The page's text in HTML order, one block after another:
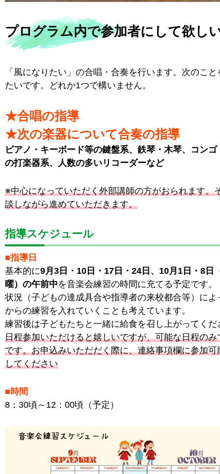
プログラム内で参加者にして欲し
「風になりたい」の合唱・合奏を行います。次のこ
たいです。どれか1つで構いません。
★合唱の指導
★次の楽器について合奏の指導
ピアノ・キーボード等の鍵盤系、鉄琴・木琴、コンゴ
の打楽器系、人数の多いリコーダーなど
※中心になっていただく外部講師の方がおられます。
談しながら進めていただきます。
指導スケジュール
■指導日
基本的に9月3日・10日・17日・24日、10月1日・8日
曜）の午前中を音楽会練習の時間に充てる予定です。
状況（子どもの達成具合や指導者の来校都合等）によ
からの練習を入れていくことも考えています。
練習後は子どもたちと一緒に給食を召し上がってく
日程参加いただけると嬉しいですが、可能な日程のみ
です。お申込みいただだく際に、連絡事項欄に参加可
してください
■時間
8：30頃～12：00頃（予定）